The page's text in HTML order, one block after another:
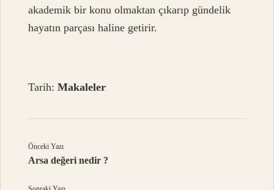
akademik bir konu olmaktan çıkarıp gündelik
hayatın parçası haline getirir.
Tarih:Makaleler
Önceki Yazı
Arsa değeri nedir ?